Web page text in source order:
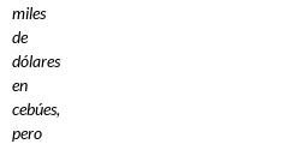
miles
de
dólares
en
cebúes,
pero